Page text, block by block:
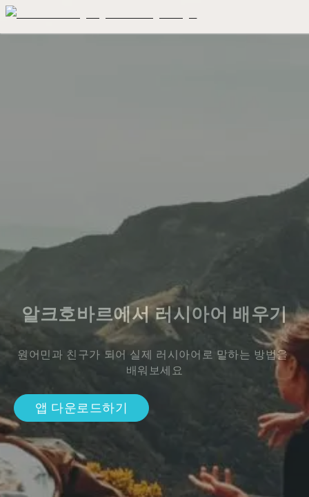
알크호바르에서 러시아어 배우기
원어민과 친구가 되어 실제 러시아어로 말하는 방법을
배워보세요
앱 다운로드하기